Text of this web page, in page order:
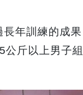
年訓練的成
斤以上男子